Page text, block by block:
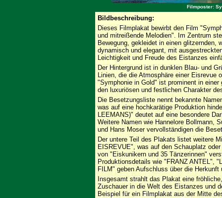
Filmposter:
Bildbeschreibung:
Dieses Filmplakat bewirbt den Film
und mitreißende Melodien". Im Zentrum
Bewegung, gekleidet in einen
dynamisch und elegant, mit
Leichtigkeit und Freude des Eistanzes
Der Hintergrund ist in dunklen Blau- und
Linien, die die Atmosphäre einer Eisrevue
"Symphonie in Gold" ist prominent in
den luxuriösen und festlichen Charakter
Die Besetzungsliste nennt bekannte
was auf eine hochkarätige Produktion
LEEMANS)" deutet auf eine besondere
Weitere Namen wie Hannelore Bollmann,
und Hans Moser vervollständigen die
Der untere Teil des Plakats listet weitere
EISREVUE", was auf den Schauplatz
von "Eiskunikern und 35 Tänzerinnen"
Produktionsdetails wie "FRANZ ANTEL",
FILM" geben Aufschluss über die
Insgesamt strahlt das Plakat eine
Zuschauer in die Welt des Eistanzes und
Beispiel für ein Filmplakat aus der Mitte